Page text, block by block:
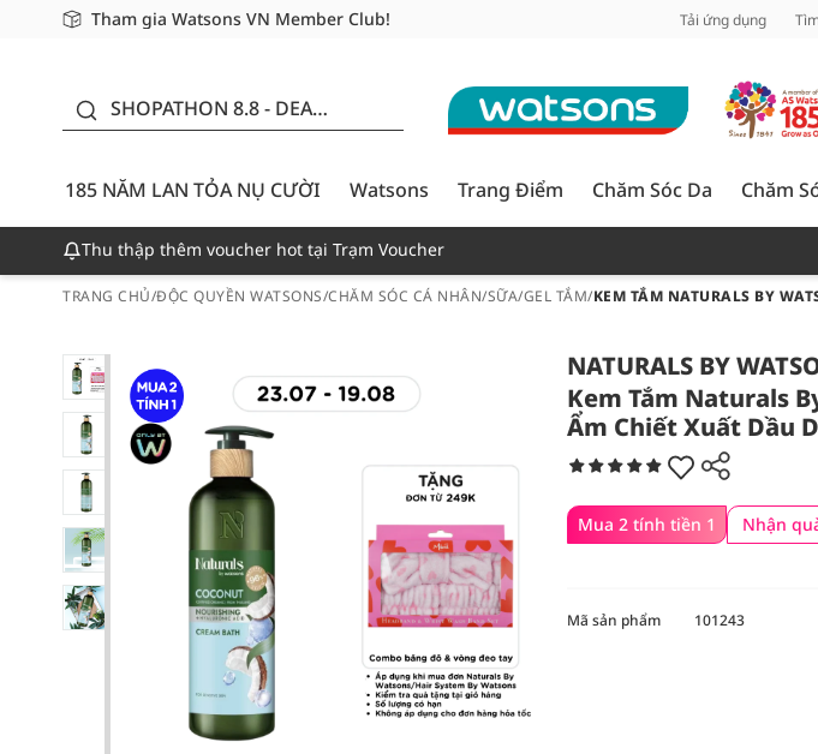
Tham gia Watsons VN Member Club!
Miễn phí giao hàng cho đơn hàng từ 249,000Đ
Giao hàng nhanh 24h - Áp dụng khu vực TP. Hồ Chí Minh Tải ứng dụng
SHOPATHON 8.8 - DEAL
CƯỜI - GIẢM ĐẾN 50%
185 NĂM LAN TỎA NỤ CƯỜI Watsons Trang Điểm Chăm Sóc Da Chăm
Thu thập thêm voucher hot tại Trạm Voucher
TRANG CHỦ/ĐỘC QUYỀN WATSONS/CHĂM SÓC CÁ NHÂN/SỮA/GEL TẮM/KEM TẮM NATURALS BY
NATURALS BY
Kem Tắm Naturals
Ẩm Chiết Xuất Dầu
Mua 2 tính tiền 1 Nhận
Mã sản phẩm 101243